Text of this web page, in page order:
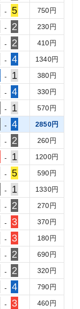
- 5 750円
- 2 230円
- 2 410円
- 4 1340円
- 1 380円
- 4 330円
- 1 570円
- 4 2850円
- 2 260円
- 1 1200円
- 5 590円
- 1 1330円
- 2 270円
- 3 370円
- 3 180円
- 2 690円
- 2 320円
- 4 790円
- 3 460円